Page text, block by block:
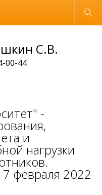
Обычная версия
С.В.
00-44
-
и
нагрузки
февраля 2022